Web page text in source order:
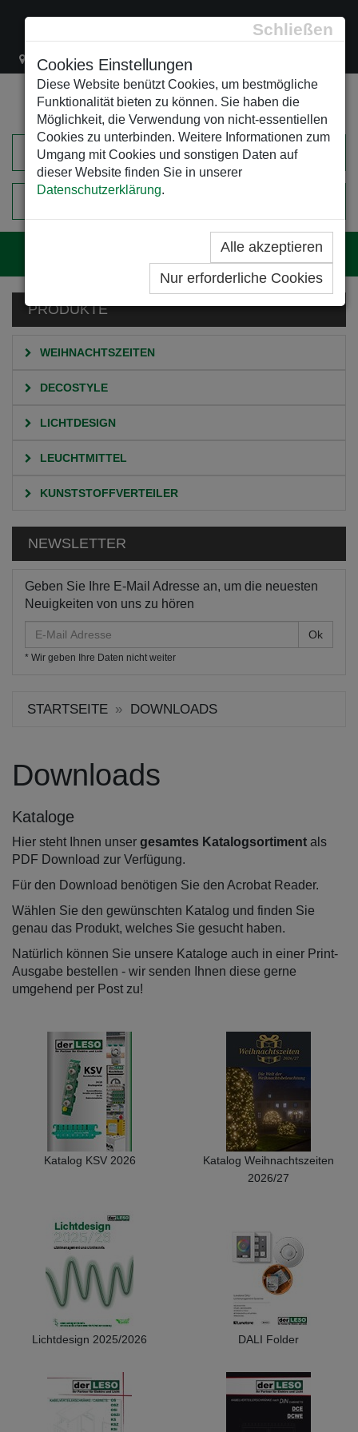
Schließen
Cookies Einstellungen
Diese Website benützt Cookies, um bestmögliche
Funktionalität bieten zu können. Sie haben die
Möglichkeit, die Verwendung von nicht-essentiellen
Cookies zu unterbinden. Weitere Informationen zum
Umgang mit Cookies und sonstigen Daten auf
dieser Website finden Sie in unserer
Datenschutzerklärung.
Alle akzeptieren
Nur erforderliche Cookies
Lacknergasse 78 +43/1/470 37 00
EINKAUFSWAGEN
PRODUKTE
WEIHNACHTSZEITEN
DECOSTYLE
LICHTDESIGN
LEUCHTMITTEL
KUNSTSTOFFVERTEILER
NEWSLETTER
Geben Sie Ihre E-Mail Adresse an, um die neuesten
Neuigkeiten von uns zu hören
Mail
Adresse
* Wir geben Ihre Daten nicht weiter
STARTSEITE DOWNLOADS
Downloads
Kataloge
Hier steht Ihnen unser gesamtes Katalogsortiment als
PDF Download zur Verfügung.
Für den Download benötigen Sie den Acrobat Reader.
Wählen Sie den gewünschten Katalog und finden Sie
genau das Produkt, welches Sie gesucht haben.
Natürlich können Sie unsere Kataloge auch in einer Print-
Ausgabe bestellen - wir senden Ihnen diese gerne
umgehend per Post zu!
Katalog KSV 2026
Katalog Weihnachtszeiten
2026/27
Lichtdesign 2025/2026 DALI Folder